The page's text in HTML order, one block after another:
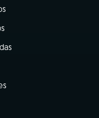
aba)